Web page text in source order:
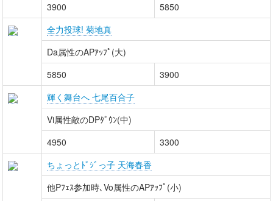
3900
5850
全力投球! 菊地真
Da属性のAPｱｯﾌﾟ(大)
5850
3900
輝く舞台へ 七尾百合子
Vi属性敵のDPﾀﾞｳﾝ(中)
4950
3300
ちょっとﾄﾞｼﾞっ子 天海春香
他Pﾌｪｽ参加時､Vo属性のAPｱｯﾌﾟ(小)